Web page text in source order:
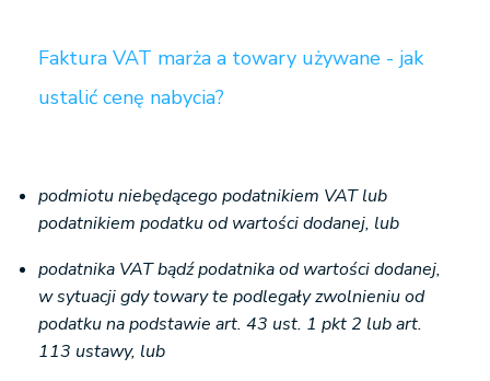
Faktura VAT marża a towary używane - jak
ustalić cenę nabycia?
podmiotu niebędącego podatnikiem VAT lub
podatnikiem podatku od wartości dodanej, lub
podatnika VAT bądź podatnika od wartości dodanej,
w sytuacji gdy towary te podlegały zwolnieniu od
podatku na podstawie art. 43 ust. 1 pkt 2 lub art.
113 ustawy, lub